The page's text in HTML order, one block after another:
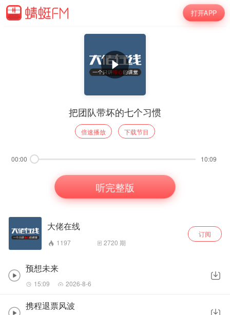
打开APP
把团队带坏的七个习惯
倍速播放 下载节目
00:00 10:09
听完整版
大佬在线
1197 2720 期
订阅
预想未来
15:09 2026-8-6
携程退票风波